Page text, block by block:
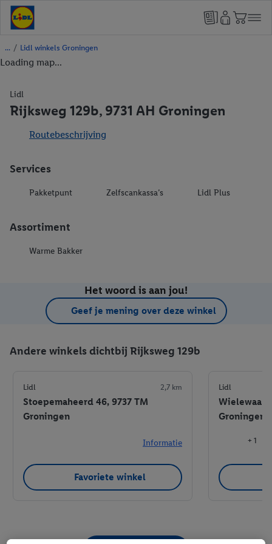
/ Lidl winkels Groningen
Loading map...
Lidl
Rijksweg 129b, 9731 AH Groningen
Routebeschrijving
Services
Pakketpunt Zelfscankassa’s Lidl Plus
Assortiment
Warme Bakker
Het woord is aan jou!
Geef je mening over deze winkel
Andere winkels dichtbij Rijksweg 129b
Lidl 2,7 km
Stoepemaheerd 46, 9737 TM
Groningen
Informatie
Favoriete winkel
Lidl
Groningen
+ 1